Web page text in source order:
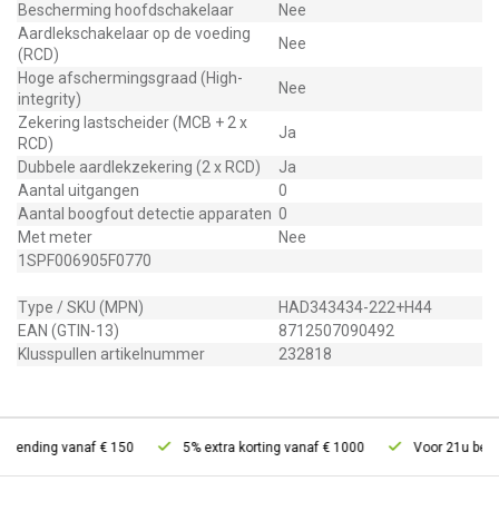
Bescherming hoofdschakelaar
Nee
Aardlekschakelaar op de voeding
(RCD)
Nee
Hoge afschermingsgraad (High-
integrity)
Nee
Zekering lastscheider (MCB + 2 x
RCD)
Ja
Dubbele aardlekzekering (2 x RCD)
Ja
Aantal uitgangen
0
Aantal boogfout detectie apparaten 0
Met meter
Nee
1SPF006905F0770
Type / SKU (MPN)
HAD343434-222+H44
EAN (GTIN-13)
8712507090492
Klusspullen artikelnummer
232818
vanaf € 150 5% extra korting vanaf € 1000 Voor 21u